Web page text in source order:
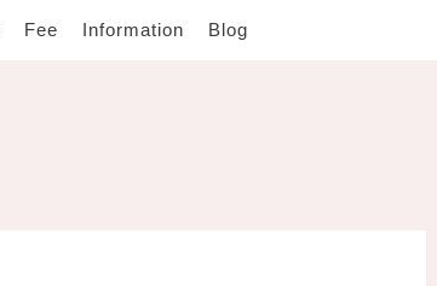
Fee Information Blog